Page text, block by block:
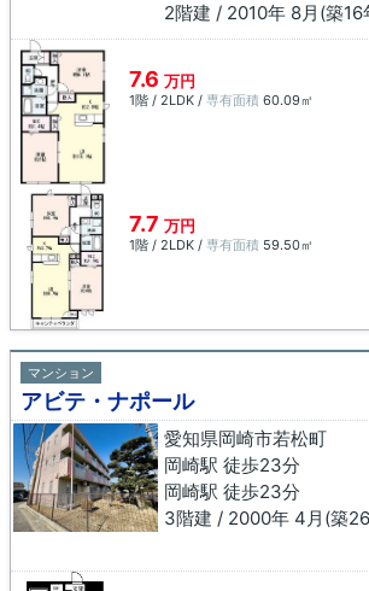
2階建 / 2010年 8月(築16
7.6 万円
1階 / 2LDK / 専有面積 60.09㎡
7.7 万円
1階 / 2LDK / 専有面積 59.50㎡
マンション
アビテ・ナポール
愛知県岡崎市若松町
岡崎駅 徒歩23分
岡崎駅 徒歩23分
3階建 / 2000年 4月(築